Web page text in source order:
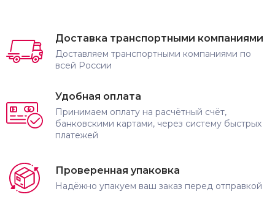
Доставка транспортными компаниями
Доставляем транспортными компаниями по
всей России
Удобная оплата
Принимаем оплату на расчётный счёт,
банковскими картами, через систему быстрых
платежей
Проверенная упаковка
Надёжно упакуем ваш заказ перед отправкой